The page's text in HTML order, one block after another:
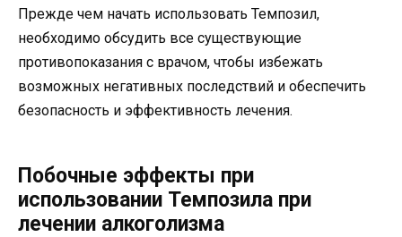
Прежде чем начать использовать Темпозил,
необходимо обсудить все существующие
противопоказания с врачом, чтобы избежать
возможных негативных последствий и обеспечить
безопасность и эффективность лечения.
Побочные эффекты при
использовании Темпозила при
лечении алкоголизма